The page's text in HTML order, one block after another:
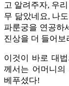
고 알려주자, 우
무 닮았네요, 나
파룬궁을 연공하
진상을 더 들어
이것이 바로 대
께서는 어머니
베푸셨다!